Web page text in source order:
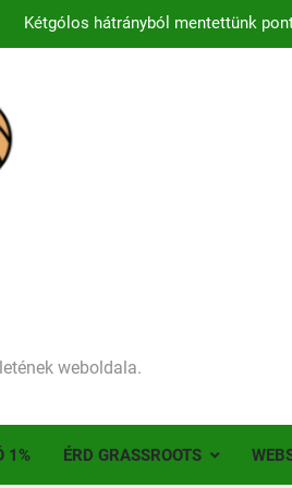
a 2026–2027-es szezon – hazai
játék nélkül jutottunk tovább a
a 2026–2027-es szezon – hazai pályán
Fesztivál – több mint 200 játékos
weboldala.
1% ÉRD GRASSROOTS